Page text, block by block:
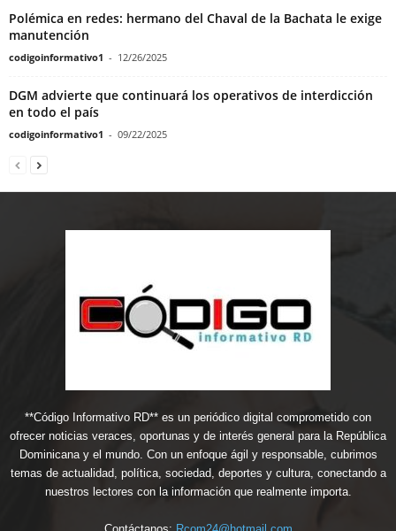
Polémica en redes: hermano del Chaval de la Bachata le exige
manutención
codigoinformativo1 - 12/26/2025
DGM advierte que continuará los operativos de interdicción
en todo el país
codigoinformativo1 - 09/22/2025
**Código Informativo RD** es un periódico digital comprometido con
ofrecer noticias veraces, oportunas y de interés general para la República
Dominicana y el mundo. Con un enfoque ágil y responsable, cubrimos
temas de actualidad, política, sociedad, deportes y cultura, conectando a
nuestros lectores con la información que realmente importa.